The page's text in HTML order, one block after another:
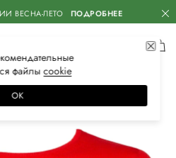
ВЕСНА-ЛЕТО ПОДРОБНЕЕ
файлысооkiе
ОК